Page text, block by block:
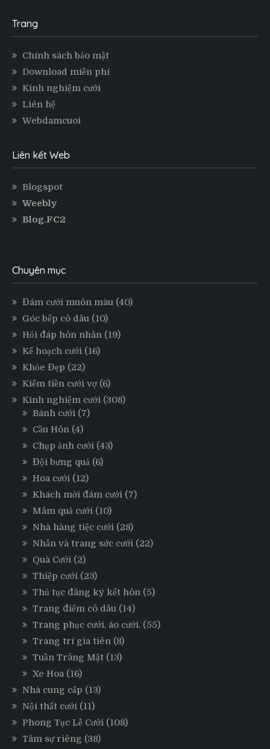
Trang
Chính sách bảo mật
Download miễn phí
Kinh nghiệm cưới
Liên hệ
Webdamcuoi
Liên kết Web
Blogspot
Weebly
Blog.FC2
Chuyên mục
Đám cưới muôn màu (40)
Góc bếp cô dâu (10)
Hỏi đáp hôn nhân (19)
Kế hoạch cưới (16)
Khỏe Đẹp (22)
Kiếm tiền cưới vợ (6)
Kinh nghiệm cưới (308)
Bánh cưới (7)
Cầu Hôn (4)
Chụp ảnh cưới (43)
Đội bưng quả (6)
Hoa cưới (12)
Khách mời đám cưới (7)
Mâm quả cưới (10)
Nhà hàng tiệc cưới (28)
Nhẫn và trang sức cưới (22)
Quà Cưới (2)
Thiệp cưới (23)
Thủ tục đăng ký kết hôn (5)
Trang điểm cô dâu (14)
Trang phục cưới, áo cưới. (55)
Trang trí gia tiên (8)
Tuần Trăng Mật (13)
Xe Hoa (16)
Nhà cung cấp (13)
Nội thất cưới (11)
Phong Tục Lễ Cưới (108)
Tâm sự riêng (38)